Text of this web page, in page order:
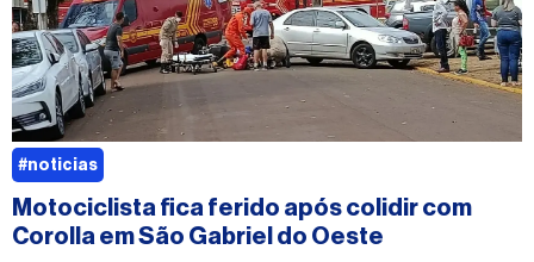
Motociclista fica ferido após colidir com
Corolla em São Gabriel do Oeste
#noticias